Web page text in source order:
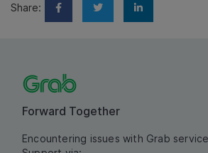
Share:
Forward Together
Encountering issues with Grab